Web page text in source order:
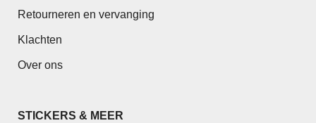
Retourneren en vervanging
Klachten
Over ons
STICKERS & MEER